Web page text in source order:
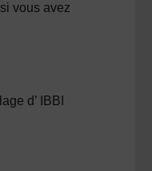
vous avez
d’ IBBI